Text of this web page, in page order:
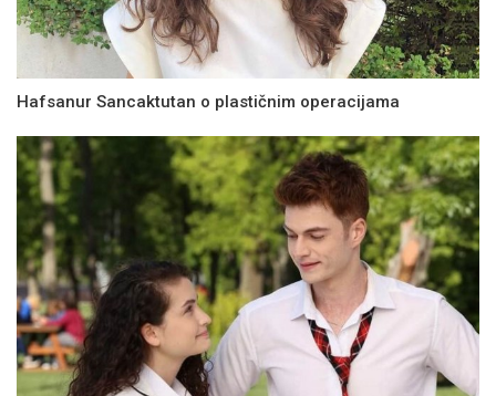
Hafsanur Sancaktutan o plastičnim operacijama